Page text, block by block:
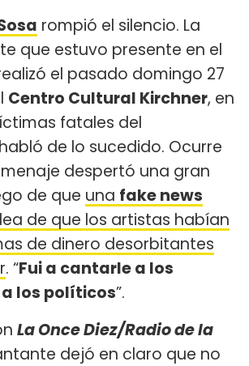
rompió el silencio. La
que estuvo presente en el
el pasado domingo 27
Centro Cultural Kirchner, en
fatales del
de lo sucedido. Ocurre
despertó una gran
de que una fake news
de que los artistas habían
de dinero desorbitantes
. “Fui a cantarle a los
los políticos”.
La Once Diez/Radio de la
dejó en claro que no